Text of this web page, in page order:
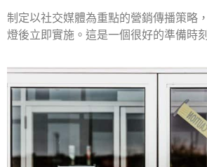
制定以社交媒體為重點的營銷傳播策略
燈後立即實施。這是一個很好的準備時刻